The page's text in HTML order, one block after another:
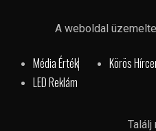
A weboldal
Média Érték Körös
LED Reklám
Találj